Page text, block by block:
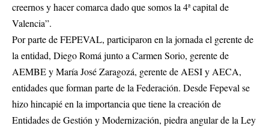
creernos y hacer comarca dado que somos la 4ª capital de
Valencia”.
Por parte de FEPEVAL, participaron en la jornada el gerente de
la entidad, Diego Romá junto a Carmen Sorio, gerente de
AEMBE y María José Zaragozá, gerente de AESI y AECA,
entidades que forman parte de la Federación. Desde Fepeval se
hizo hincapié en la importancia que tiene la creación de
Entidades de Gestión y Modernización, piedra angular de la Ley